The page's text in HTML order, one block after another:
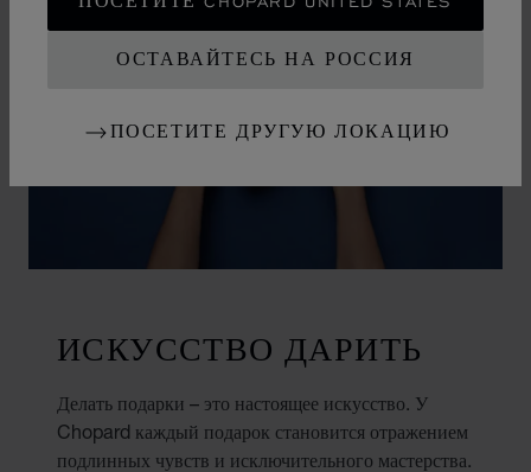
ОСТАВАЙТЕСЬ НА РОССИЯ
ПОСЕТИТЕ ДРУГУЮ ЛОКАЦИЮ
ИСКУССТВО ДАРИТЬ
Делать подарки – это настоящее искусство. У
Chopard каждый подарок становится отражением
подлинных чувств и исключительного мастерства.